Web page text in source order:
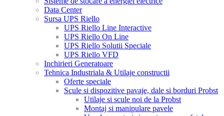
Data Center
Sursa UPS Riello
UPS Riello Line Interactive
UPS Riello On Line
UPS Riello Solutii Speciale
UPS Riello VFD
Inchirieri Generatoare
Tehnica Industriala & Utilaje constructii
Oferte speciale
Scule si dispozitive pavaje, dale si borduri Probst
Utilaje si scule noi de la Probst
Montaj si manipulare pavele